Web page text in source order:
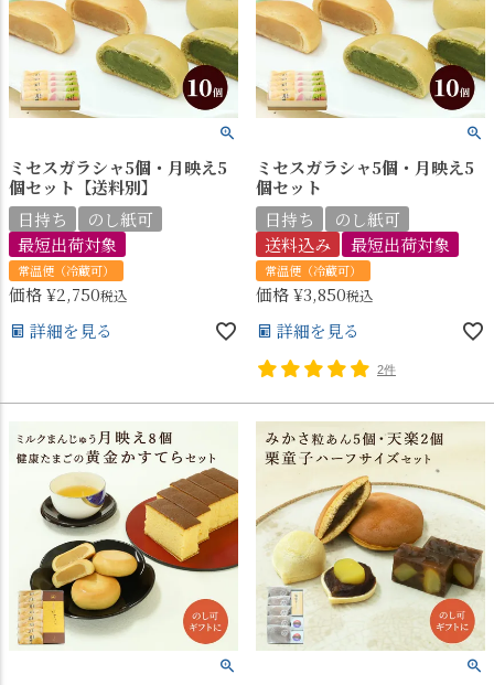
ミセスガラシャ5個・月映え5
個セット【送料別】
日持ち
のし紙可
最短出荷対象
常温便（冷蔵可）
価格¥2,750税込
詳細を見る
ミセスガラシャ5個・月映え5
個セット
日持ち
のし紙可
送料込み
最短出荷対象
常温便（冷蔵可）
価格¥3,850税込
詳細を見る
2件